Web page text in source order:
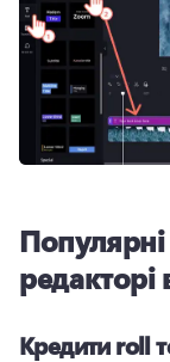
редакторі
Кредити roll